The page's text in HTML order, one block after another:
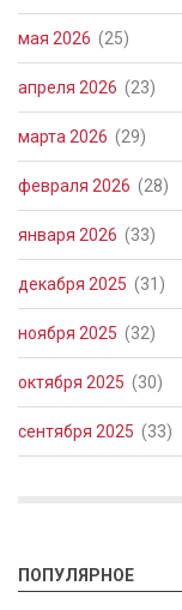
мая 2026 (25)
апреля 2026 (23)
марта 2026 (29)
февраля 2026 (28)
января 2026 (33)
декабря 2025 (31)
ноября 2025 (32)
октября 2025 (30)
сентября 2025 (33)
ПОПУЛЯРНОЕ